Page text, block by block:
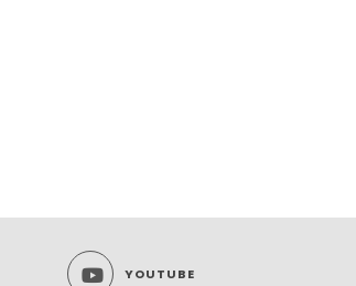
YOUTUBE